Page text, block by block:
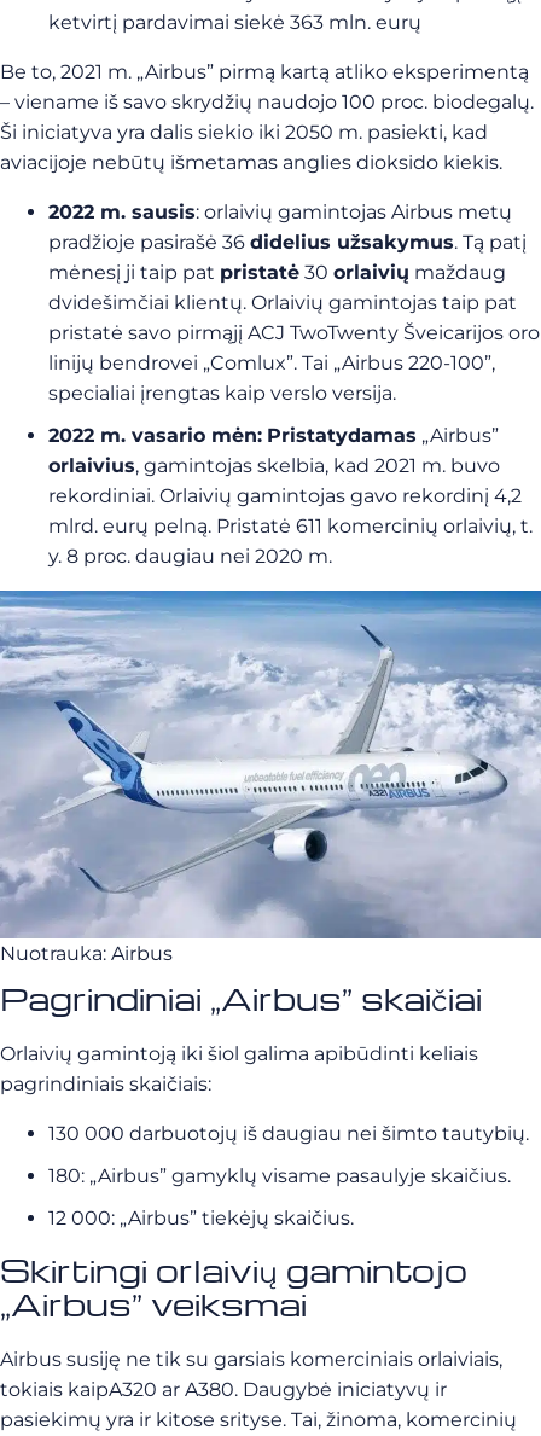
ketvirtį pardavimai siekė 363 mln. eurų
Be to, 2021 m. „Airbus” pirmą kartą atliko eksperimentą
– viename iš savo skrydžių naudojo 100 proc. biodegalų.
Ši iniciatyva yra dalis siekio iki 2050 m. pasiekti, kad
aviacijoje nebūtų išmetamas anglies dioksido kiekis.
2022 m. sausis: orlaivių gamintojas Airbus metų
pradžioje pasirašė 36 didelius užsakymus. Tą patį
mėnesį ji taip pat pristatė 30 orlaivių maždaug
dvidešimčiai klientų. Orlaivių gamintojas taip pat
pristatė savo pirmąjį ACJ TwoTwenty Šveicarijos oro
linijų bendrovei „Comlux”. Tai „Airbus 220-100”,
specialiai įrengtas kaip verslo versija.
2022 m. vasario mėn: Pristatydamas „Airbus”
orlaivius, gamintojas skelbia, kad 2021 m. buvo
rekordiniai. Orlaivių gamintojas gavo rekordinį 4,2
mlrd. eurų pelną. Pristatė 611 komercinių orlaivių, t.
y. 8 proc. daugiau nei 2020 m.
Nuotrauka: Airbus
Pagrindiniai „Airbus” skaičiai
Orlaivių gamintoją iki šiol galima apibūdinti keliais
pagrindiniais skaičiais:
130 000 darbuotojų iš daugiau nei šimto tautybių.
180: „Airbus” gamyklų visame pasaulyje skaičius.
12 000: „Airbus” tiekėjų skaičius.
Skirtingi orlaivių gamintojo
„Airbus” veiksmai
Airbus susiję ne tik su garsiais komerciniais orlaiviais,
tokiais kaipA320 ar A380. Daugybė iniciatyvų ir
pasiekimų yra ir kitose srityse. Tai, žinoma, komercinių